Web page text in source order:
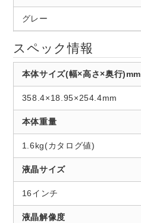
グレー
スペック情報
本体サイズ(幅×高さ×奥行)mm
358.4×18.95×254.4mm
本体重量
1.6kg(カタログ値)
液晶サイズ
16インチ
液晶解像度